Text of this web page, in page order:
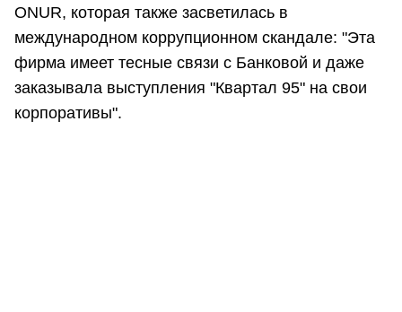
ONUR, которая также засветилась в
международном коррупционном скандале: "Эта
фирма имеет тесные связи с Банковой и даже
заказывала выступления "Квартал 95" на свои
корпоративы".